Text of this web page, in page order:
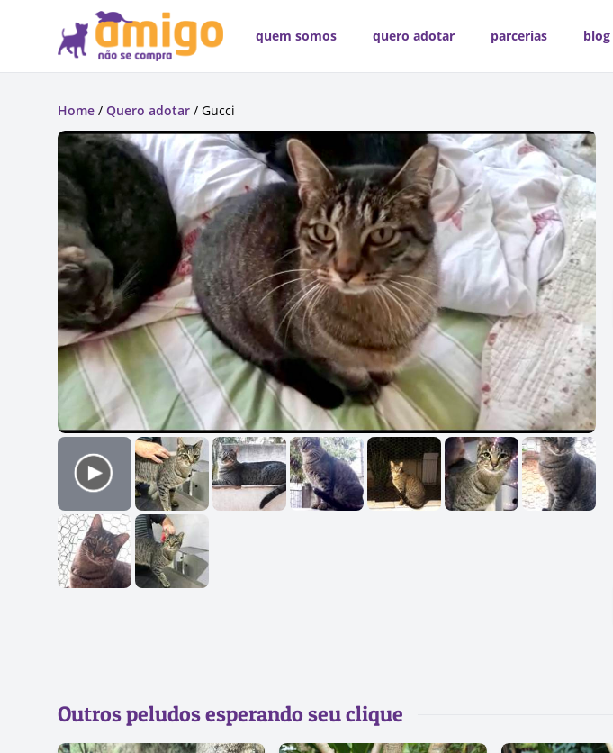
quem somos quero adotar parcerias blog
Home / Quero adotar / Gucci
Outros peludos esperando seu clique